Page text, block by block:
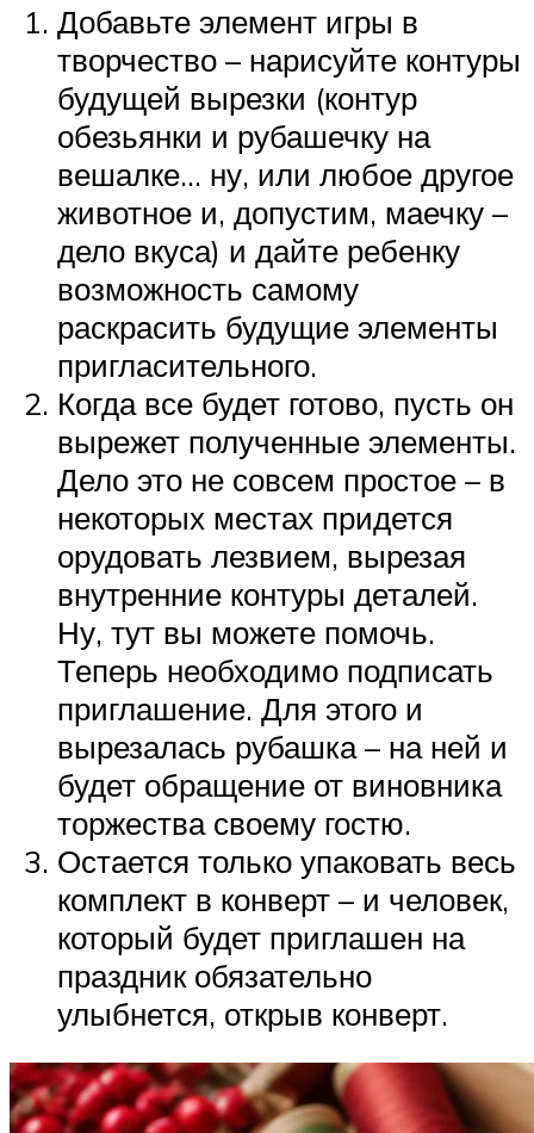
Добавьте элемент игры в
творчество – нарисуйте контуры
будущей вырезки (контур
обезьянки и рубашечку на
вешалке… ну, или любое другое
животное и, допустим, маечку –
дело вкуса) и дайте ребенку
возможность самому
раскрасить будущие элементы
пригласительного.
Когда все будет готово, пусть он
вырежет полученные элементы.
Дело это не совсем простое – в
некоторых местах придется
орудовать лезвием, вырезая
внутренние контуры деталей.
Ну, тут вы можете помочь.
Теперь необходимо подписать
приглашение. Для этого и
вырезалась рубашка – на ней и
будет обращение от виновника
торжества своему гостю.
Остается только упаковать весь
комплект в конверт – и человек,
который будет приглашен на
праздник обязательно
улыбнется, открыв конверт.